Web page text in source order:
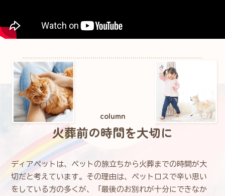
column
火葬前の時間を大切に
ディアペットは、ペットの旅立ちから火葬までの時間が大
切だと考えています。その理由は、ペットロスで辛い思い
をしている方の多くが、「最後のお別れが十分にできなか